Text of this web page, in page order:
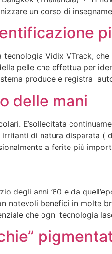
un corso di
tecnologia Vidix VTrack,
pelle che effettua per
produce e registra
delle mani
E’sollecitata
di natura disparata (
a ferite più
degli anni ’60 e da
notevoli benefici in molte
che ogni tecnologia